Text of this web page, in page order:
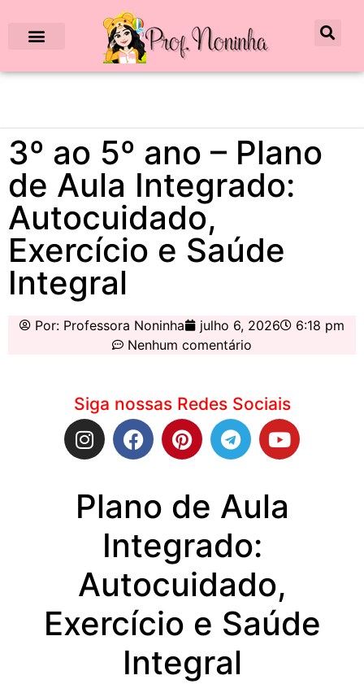
3º ao 5º ano – Plano
de Aula Integrado:
Autocuidado,
Exercício e Saúde
Integral
Por: Professora Noninha julho 6, 2026
6:18 pm
Nenhum comentário
Siga nossas Redes Sociais
Plano de Aula
Integrado:
Autocuidado,
Exercício e Saúde
Integral